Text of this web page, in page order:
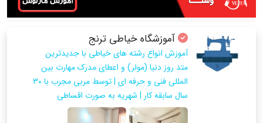
آموزشگاه خیاطی ترنج
آموزش انواع رشته های خیاطی با جدیدترین
متد روز دنیا (مولر) و اعطای مدرک مهارت بین
المللی فنی و حرفه ای | توسط مربی مجرب با ۳۰
سال سابقه کار | شهریه به صورت اقساطی